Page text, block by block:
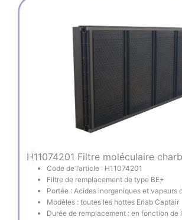
H11074201 Filtre moléculaire
Code de l’article : H11074201
Filtre de remplacement de type BE+
Portée : Acides inorganiques et vapeurs
Modèles : toutes les hottes Erlab Captair
Durée de remplacement : en fonction de